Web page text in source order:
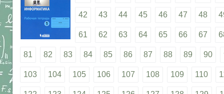
42 43 44 45 46 47 48
61 62 63 64 65 66 67
81 82 83 84 85 86 87 88 89 90
103 104 105 106 107 108 109 110